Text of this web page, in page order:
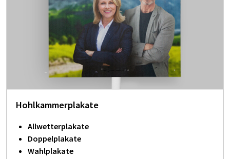
Hohlkammerplakate
Allwetterplakate
Doppelplakate
Wahlplakate